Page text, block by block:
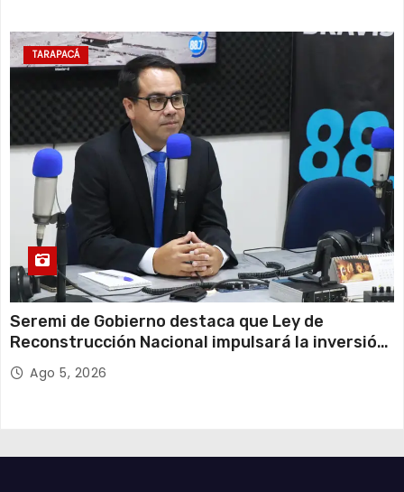
TARAPACÁ
Seremi de Gobierno destaca que Ley de
Reconstrucción Nacional impulsará la inversión
y el empleo en Tarapacá
Ago 5, 2026